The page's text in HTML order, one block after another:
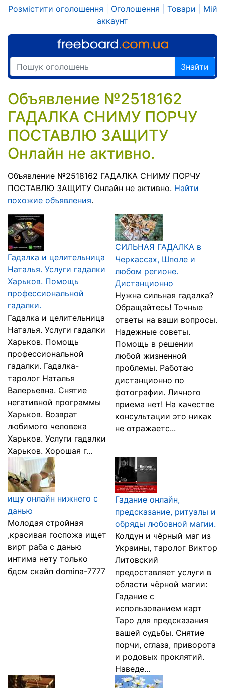
Розмістити оголошення Оголошення Товари
Мій
аккаунт
Знайти
Объявление №2518162
ГАДАЛКА СНИМУ ПОРЧУ
ПОСТАВЛЮ ЗАЩИТУ
Онлайн не активно.
Объявление №2518162 ГАДАЛКА СНИМУ ПОРЧУ
ПОСТАВЛЮ ЗАЩИТУ Онлайн не активно. Найти
похожие объявления.
Гадалка и целительница
Наталья. Услуги гадалки
Харьков. Помощь
профессиональной
гадалки.
Гадалка и целительница
Наталья. Услуги гадалки
Харьков. Помощь
профессиональной
гадалки. Гадалка-
таролог Наталья
Валерьевна. Снятие
негативной программы
Харьков. Возврат
любимого человека
Харьков. Услуги гадалки
Харьков. Хорошая г...
СИЛЬНАЯ ГАДАЛКА в
Черкассах, Шполе и
любом регионе.
Дистанционно
Нужна сильная гадалка?
Обращайтесь! Точные
ответы на ваши вопросы.
Надежные советы.
Помощь в решении
любой жизненной
проблемы. Работаю
дистанционно по
фотографии. Личного
приема нет! На качестве
консультации это никак
не отражаетс...
ищу онлайн нижнего с
данью
Молодая стройная
,красивая госпожа ищет
вирт раба с данью
интима нету только
бдсм скайп domina-7777
Гадание онлайн,
предсказание, ритуалы и
обряды любовной магии.
Колдун и чёрный маг из
Украины, таролог Виктор
Литовский
предоставляет услуги в
области чёрной магии:
Гадание с
использованием карт
Таро для предсказания
вашей судьбы. Снятие
порчи, сглаза, приворота
и родовых проклятий.
Наведе...